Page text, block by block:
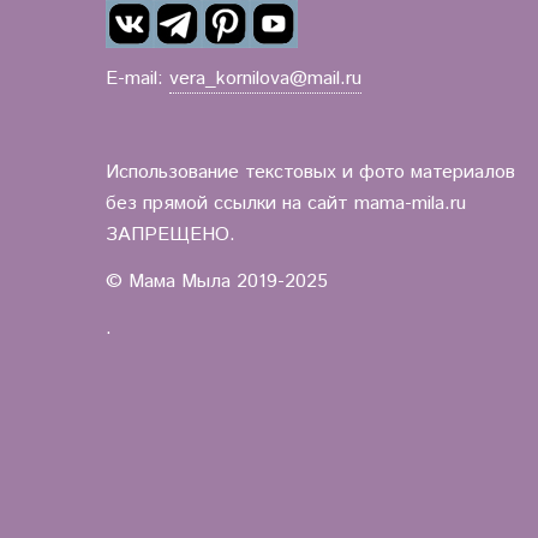
E-mail: vera_kornilova@mail.ru
Использование текстовых и фото материалов
без прямой ссылки на сайт mama-mila.ru
ЗАПРЕЩЕНО.
© Мама Мыла 2019-2025
.